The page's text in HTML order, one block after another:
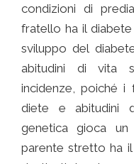
condizioni di
fratello ha il
sviluppo del
abitudini di vita
incidenze, poiché i
diete e abitudini
genetica gioca
parente stretto ha